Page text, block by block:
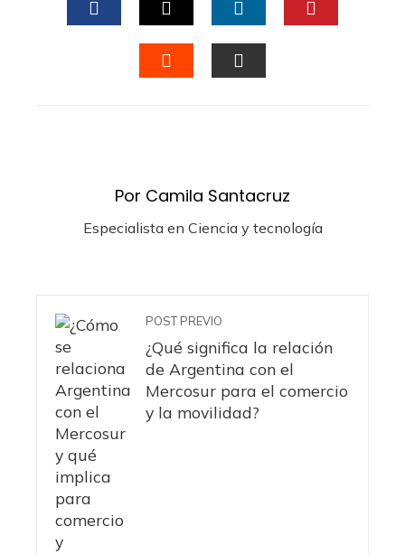
FACEBOOKTWITTERLINKEDIN
Por Camila Santacruz
Especialista en Ciencia y tecnología
POST PREVIO
¿Qué significa la relación
de Argentina con el
Mercosur para el comercio
y la movilidad?